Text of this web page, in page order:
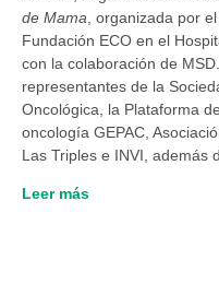
de Mama , organizada por
Fundación ECO en el
con la colaboración de
representantes de la
Oncológica, la Plataforma
oncología GEPAC,
Las Triples e INVI, además
Leer más